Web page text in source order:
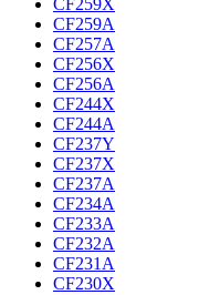
CF259X
CF259A
CF257A
CF256X
CF256A
CF244X
CF244A
CF237Y
CF237X
CF237A
CF234A
CF233A
CF232A
CF231A
CF230X